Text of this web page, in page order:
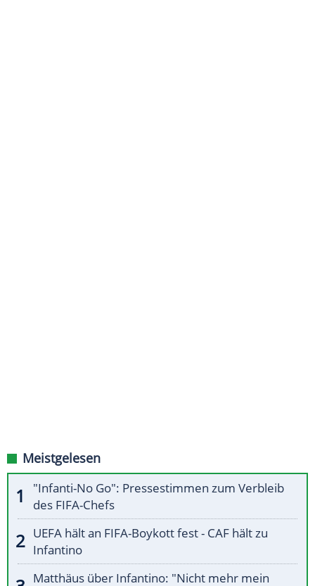
Meistgelesen
"Infanti-No Go": Pressestimmen zum Verbleib
des FIFA-Chefs
UEFA hält an FIFA-Boykott fest - CAF hält zu
Infantino
Matthäus über Infantino: "Nicht mehr mein